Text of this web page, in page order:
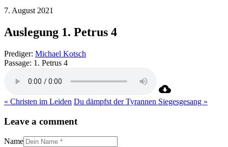
7. August 2021
Auslegung 1. Petrus 4
Prediger: Michael Kotsch
Passage: 1. Petrus 4
« Christen im Leiden Du dämpfst der Tyrannen Siegesgesang »
Leave a comment
Name